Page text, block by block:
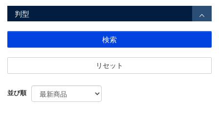
判型
検索
リセット
並び順